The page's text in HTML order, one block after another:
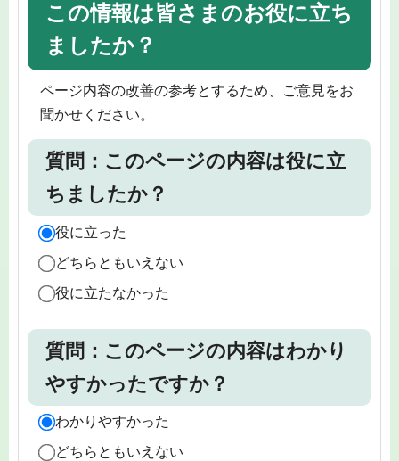
この情報は皆さまのお役に立ち
ましたか？
ページ内容の改善の参考とするため、ご意見をお
聞かせください。
質問：このページの内容は役に立
ちましたか？
役に立った
どちらともいえない
役に立たなかった
質問：このページの内容はわかり
やすかったですか？
わかりやすかった
どちらともいえない